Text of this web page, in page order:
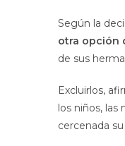
Según la
otra opción
de sus
Excluirlos,
los niños,
cercenada